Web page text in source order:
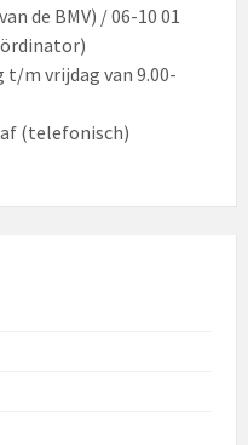
de BMV) / 06-10 01
t/m vrijdag van 9.00-
(telefonisch)